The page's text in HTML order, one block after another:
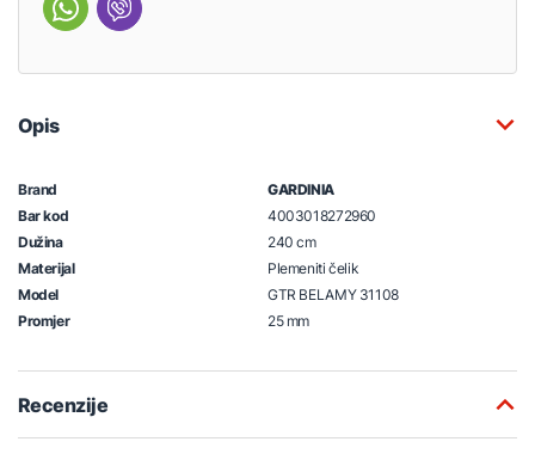
Opis
Brand
GARDINIA
Bar kod
4003018272960
Dužina
240 cm
Materijal
Plemeniti čelik
Model
GTR BELAMY 31108
Promjer
25 mm
Recenzije